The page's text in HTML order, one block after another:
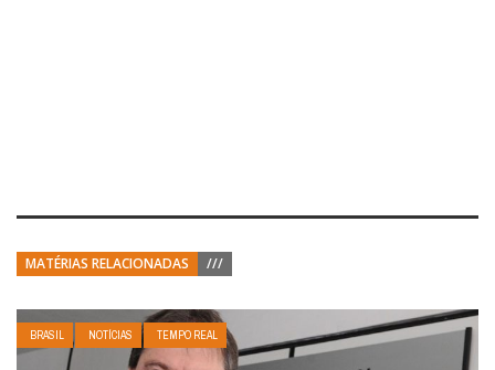
MATÉRIAS RELACIONADAS ///
BRASIL NOTÍCIAS TEMPO REAL